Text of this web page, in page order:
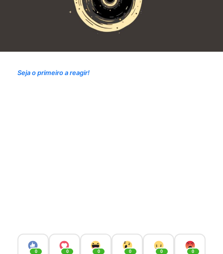
Seja o primeiro a reagir!
0 0 0 0 0 0